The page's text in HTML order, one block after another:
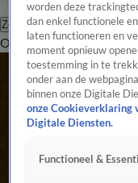
Zoeken
OverzichtRegio
worden deze
dan enkel functionele
laten functioneren en
moment opnieuw
toestemming in te
onder aan de
binnen onze Digitale
onze Cookieverklaring
Digitale Diensten.
Functioneel &